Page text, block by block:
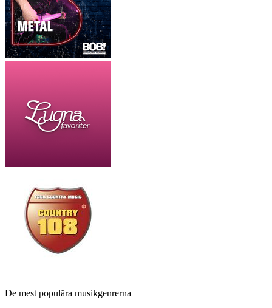
De mest populära musikgenrerna